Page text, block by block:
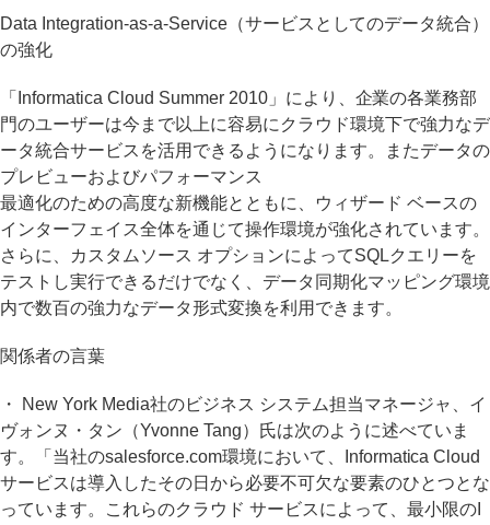
Data Integration-as-a-Service（サービスとしてのデータ統合）
の強化
「Informatica Cloud Summer 2010」により、企業の各業務部
門のユーザーは今まで以上に容易にクラウド環境下で強力なデ
ータ統合サービスを活用できるようになります。またデータの
プレビューおよびパフォーマンス
最適化のための高度な新機能とともに、ウィザード ベースの
インターフェイス全体を通じて操作環境が強化されています。
さらに、カスタムソース オプションによってSQLクエリーを
テストし実行できるだけでなく、データ同期化マッピング環境
内で数百の強力なデータ形式変換を利用できます。
関係者の言葉
・ New York Media社のビジネス システム担当マネージャ、イ
ヴォンヌ・タン（Yvonne Tang）氏は次のように述べていま
す。「当社のsalesforce.com環境において、Informatica Cloud
サービスは導入したその日から必要不可欠な要素のひとつとな
っています。これらのクラウド サービスによって、最小限のI